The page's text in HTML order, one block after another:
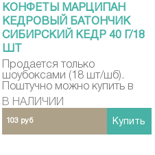
КОНФЕТЫ МАРЦИПАН
КЕДРОВЫЙ БАТОНЧИК
СИБИРСКИЙ КЕДР 40 Г/18
ШТ
Продается только
шоубоксами (18 шт/шб).
Поштучно можно купить в
розничных магазинах
CEZONI MARKET в Москве
В НАЛИЧИИ
103 руб Купить